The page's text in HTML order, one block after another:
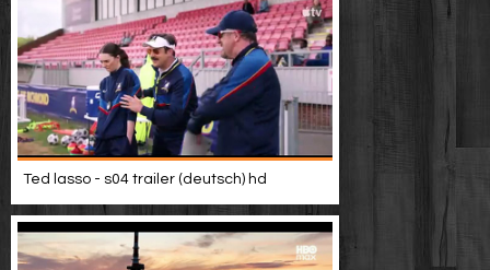
Ted lasso - s04 trailer (deutsch) hd